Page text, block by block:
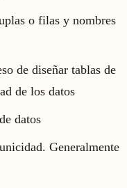
o filas y nombres
de diseñar tablas de
de los datos
datos
Generalmente